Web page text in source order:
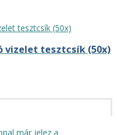
vizelet tesztcsík (50x)